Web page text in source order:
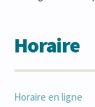
Horaire
Horaire en ligne